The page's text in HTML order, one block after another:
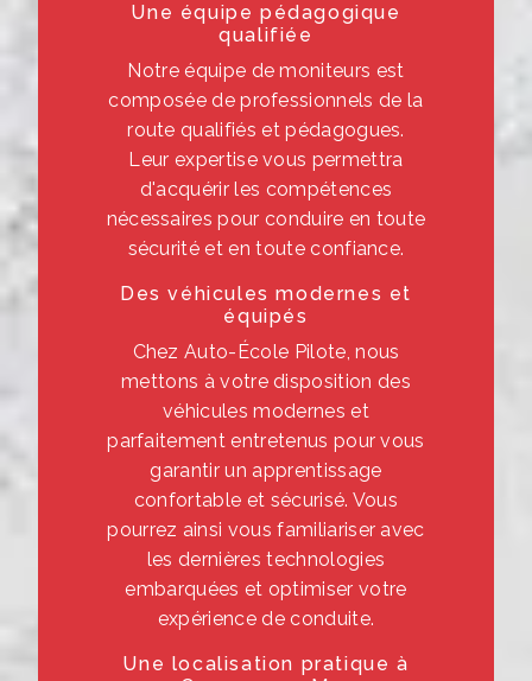
Une équipe pédagogique
qualifiée
Notre équipe de moniteurs est
composée de professionnels de la
route qualifiés et pédagogues.
Leur expertise vous permettra
d'acquérir les compétences
nécessaires pour conduire en toute
sécurité et en toute confiance.
Des véhicules modernes et
équipés
Chez Auto-École Pilote, nous
mettons à votre disposition des
véhicules modernes et
parfaitement entretenus pour vous
garantir un apprentissage
confortable et sécurisé. Vous
pourrez ainsi vous familiariser avec
les dernières technologies
embarquées et optimiser votre
expérience de conduite.
Une localisation pratique à